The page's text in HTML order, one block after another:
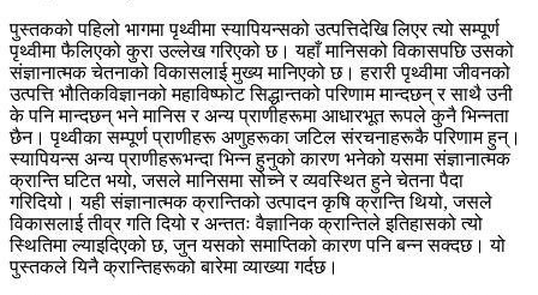
पुस्तकको पहिलो भागमा पृथ्वीमा स्यापियन्सको उत्पत्तिदेखि लिएर त्यो सम्पूर्ण
पृथ्वीमा फैलिएको कुरा उल्लेख गरिएको छ। यहाँ मानिसको विकासपछि उसको
संज्ञानात्मक चेतनाको विकासलाई मुख्य मानिएको छ। हरारी पृथ्वीमा जीवनको
उत्पत्ति भौतिकविज्ञानको महाविष्फोट सिद्धान्तको परिणाम मान्दछन् र साथै उनी
के पनि मान्दछन् भने मानिस र अन्य प्राणीहरूमा आधारभूत रूपले कुनै भिन्नता
छैन। पृथ्वीका सम्पूर्ण प्राणीहरू अणुहरूका जटिल संरचनाहरूकै परिणाम हुन्।
स्यापियन्स अन्य प्राणीहरूभन्दा भिन्न हुनुको कारण भनेको यसमा संज्ञानात्मक
क्रान्ति घटित भयो, जसले मानिसमा सोच्ने र व्यवस्थित हुने चेतना पैदा
गरिदियो। यही संज्ञानात्मक क्रान्तिको उत्पादन कृषि क्रान्ति थियो, जसले
विकासलाई तीव्र गति दियो र अन्ततः वैज्ञानिक क्रान्तिले इतिहासको त्यो
स्थितिमा ल्याइदिएको छ, जुन यसको समाप्तिको कारण पनि बन्न सक्दछ। यो
पुस्तकले यिनै क्रान्तिहरूको बारेमा व्याख्या गर्दछ।